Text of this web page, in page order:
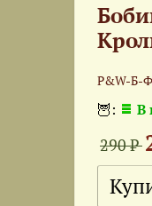
P&W-Б-
🦉: В
290 ₽